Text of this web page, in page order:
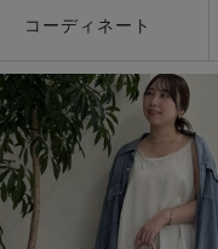
コーディネート